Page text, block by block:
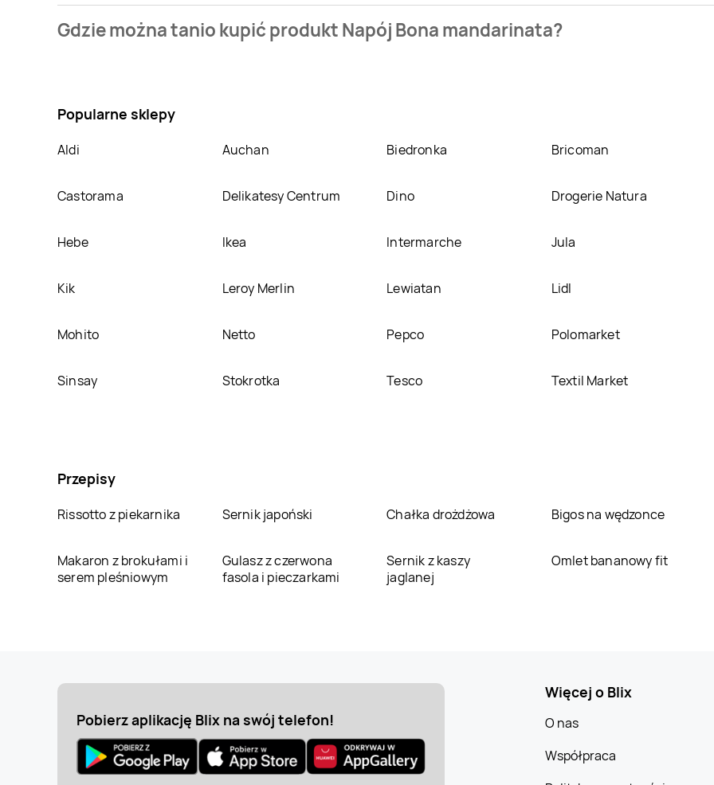
mandarinata kosztuje od 6,99 zł.
Gdzie można tanio kupić produkt Napój Bona mandarinata?
Popularne sklepy
Aldi Auchan Biedronka Bricoman
Castorama Delikatesy Centrum Dino Drogerie Natura
Hebe Ikea Intermarche Jula
Kik Leroy Merlin Lewiatan Lidl
Mohito Netto Pepco Polomarket
Sinsay Stokrotka Tesco Textil Market
Przepisy
Rissotto z piekarnika Sernik japoński Chałka drożdżowa Bigos na wędzonce
Makaron z brokułami i
serem pleśniowym
Gulasz z czerwona
fasola i pieczarkami
Sernik z kaszy
jaglanej
Omlet bananowy fit
Pobierz aplikację Blix na swój telefon!
Więcej o Blix
O nas
Współpraca